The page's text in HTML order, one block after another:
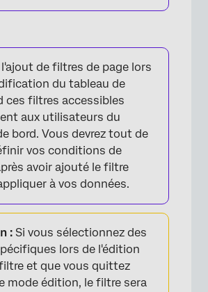
l'ajout de filtres de page lors
du tableau de
ces filtres accessibles
aux utilisateurs du
bord. Vous devrez tout de
vos conditions de
avoir ajouté le filtre
à vos données.
: Si vous sélectionnez des
lors de l'édition
et que vous quittez
mode édition, le filtre sera